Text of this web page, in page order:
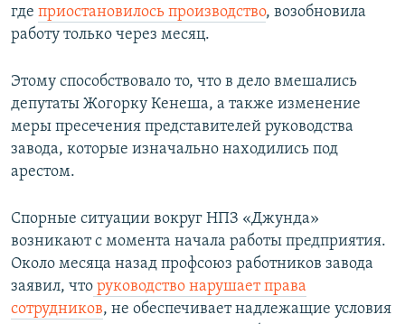
где приостановилось производство, возобновила
работу только через месяц.
Этому способствовало то, что в дело вмешались
депутаты Жогорку Кенеша, а также изменение
меры пресечения представителей руководства
завода, которые изначально находились под
арестом.
Спорные ситуации вокруг НПЗ «Джунда»
возникают с момента начала работы предприятия.
Около месяца назад профсоюз работников завода
заявил, что руководство нарушает права
сотрудников, не обеспечивает надлежащие условия